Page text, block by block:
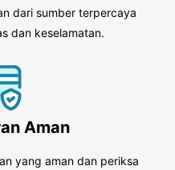
dari sumber terpercaya
dan keselamatan.
Aman
yang aman dan periksa